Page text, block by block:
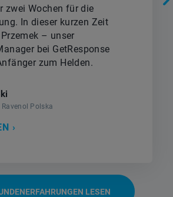
zwei Wochen für die
In dieser kurzen Zeit
– unser
bei GetResponse
zum Helden.
Polska
›
LESEN